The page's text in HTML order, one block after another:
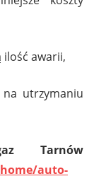
ilość awarii,
utrzymaniu
Tarnów
auto-